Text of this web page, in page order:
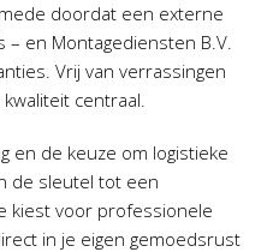
doordat een externe
– en Montagediensten B.V.
Vrij van verrassingen
centraal.
en de keuze om logistieke
de sleutel tot een
kiest voor professionele
in je eigen gemoedsrust